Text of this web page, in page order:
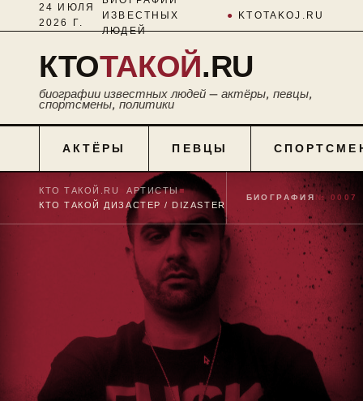
24 ИЮЛЯ
2026 Г.
ИЗВЕСТНЫХ
ЛЮДЕЙ
● KTOTAKOJ.RU
КТОТАКОЙ.RU
биографии известных людей — актёры, певцы,
спортсмены, политики
АКТЁРЫ ПЕВЦЫ
КТО ТАКОЙ.RU ■АРТИСТЫ■
КТО ТАКОЙ ДИЗАСТЕР / DIZASTER
БИОГРАФИЯ № 0007